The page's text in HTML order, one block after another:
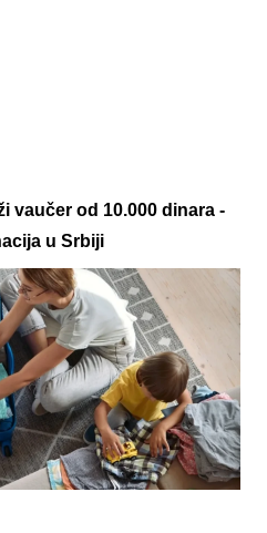
vaučer od 10.000 dinara -
u Srbiji